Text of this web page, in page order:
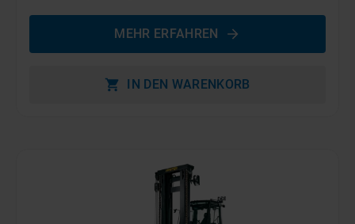
MEHR ERFAHREN
IN DEN WARENKORB